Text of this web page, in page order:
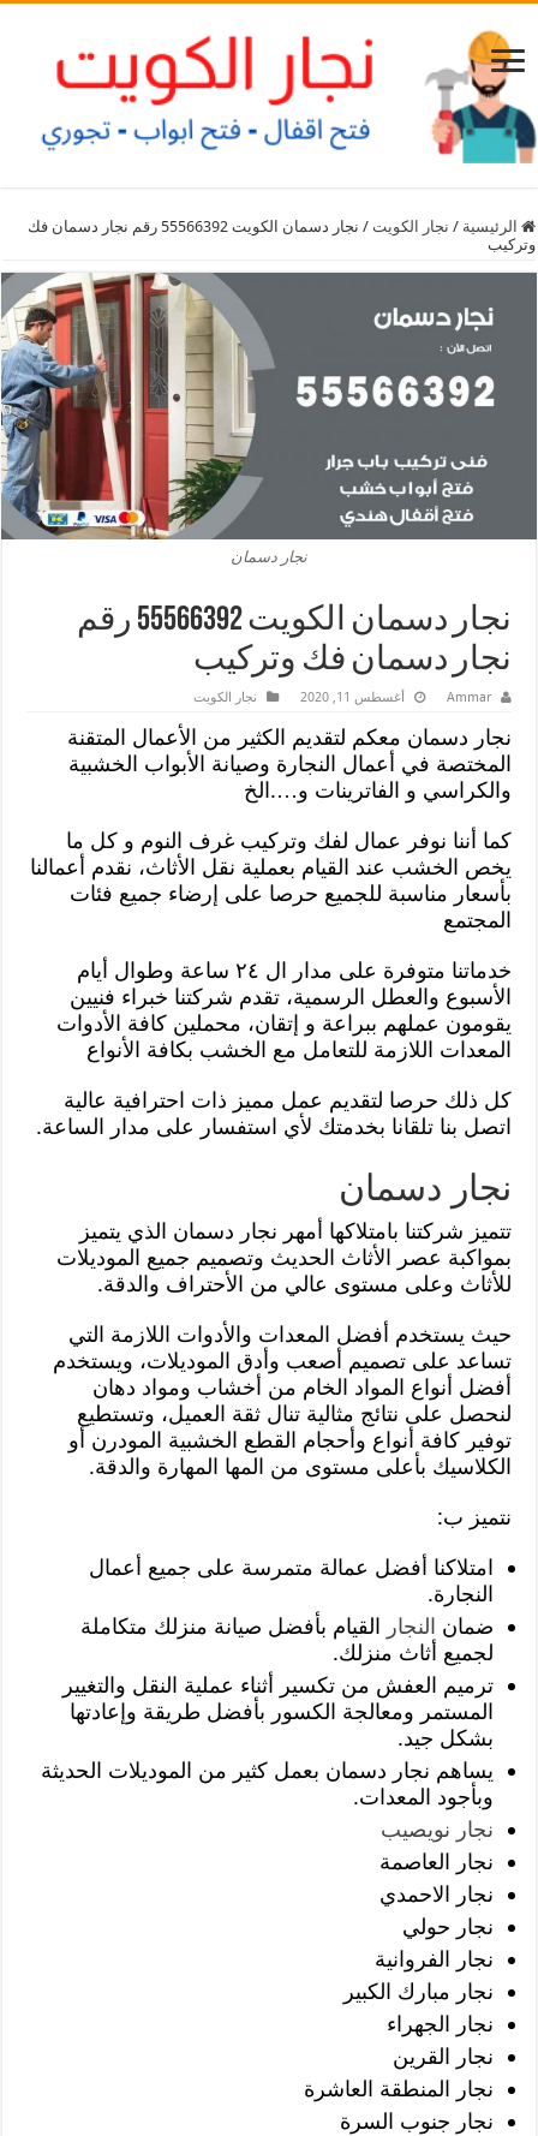
الرئيسية / نجار الكويت /
نجار دسمان الكويت 55566392 رقم نجار دسمان فك
وتركيب
نجار دسمان
نجار دسمان الكويت 55566392 رقم
نجار دسمان فك وتركيب
Ammar أغسطس 11, 2020 نجار الكويت
نجار دسمان معكم لتقديم الكثير من الأعمال المتقنة
المختصة في أعمال النجارة وصيانة الأبواب الخشبية
والكراسي و الفاترينات و….الخ
كما أننا نوفر عمال لفك وتركيب غرف النوم و كل ما
يخص الخشب عند القيام بعملية نقل الأثاث، نقدم أعمالنا
بأسعار مناسبة للجميع حرصا على إرضاء جميع فئات
المجتمع
خدماتنا متوفرة على مدار ال ٢٤ ساعة وطوال أيام
الأسبوع والعطل الرسمية، تقدم شركتنا خبراء فنيين
يقومون عملهم ببراعة و إتقان، محملين كافة الأدوات
المعدات اللازمة للتعامل مع الخشب بكافة الأنواع
كل ذلك حرصا لتقديم عمل مميز ذات احترافية عالية
اتصل بنا تلقانا بخدمتك لأي استفسار على مدار الساعة.
نجار دسمان
تتميز شركتنا بامتلاكها أمهر نجار دسمان الذي يتميز
بمواكبة عصر الأثاث الحديث وتصميم جميع الموديلات
للأثاث وعلى مستوى عالي من الأحتراف والدقة.
حيث يستخدم أفضل المعدات والأدوات اللازمة التي
تساعد على تصميم أصعب وأدق الموديلات، ويستخدم
أفضل أنواع المواد الخام من أخشاب ومواد دهان
لنحصل على نتائج مثالية تنال ثقة العميل، وتستطيع
توفير كافة أنواع وأحجام القطع الخشبية المودرن أو
الكلاسيك بأعلى مستوى من المها المهارة والدقة.
نتميز ب:
امتلاكنا أفضل عمالة متمرسة على جميع أعمال
النجارة.
ضمان النجار القيام بأفضل صيانة منزلك متكاملة
لجميع أثاث منزلك.
ترميم العفش من تكسير أثناء عملية النقل والتغيير
المستمر ومعالجة الكسور بأفضل طريقة وإعادتها
بشكل جيد.
يساهم نجار دسمان بعمل كثير من الموديلات الحديثة
وبأجود المعدات.
نجار نويصيب
نجار العاصمة
نجار الاحمدي
نجار حولي
نجار الفروانية
نجار مبارك الكبير
نجار الجهراء
نجار القرين
نجار المنطقة العاشرة
نجار جنوب السرة